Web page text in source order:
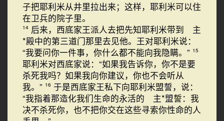
子把耶利米从井里拉出来；这样，耶利米可以住
在卫兵的院子里。
14 后来，西底家王派人去把先知耶利米带到 主
*殿中的第三道门那里去见他。王对耶利米说：
“我要问你一件事，你什么都不能向我隐瞒。” 15
耶利米对西底家说：“如果我告诉你，你不是要
杀死我吗？如果我向你建议，你也不会听从
我。” 16 于是西底家王私下向耶利米盟誓，说：
“我指着那造化我们生命的永活的 主*盟誓：我
决不杀死你，也不把你交在这些寻索你性命的人